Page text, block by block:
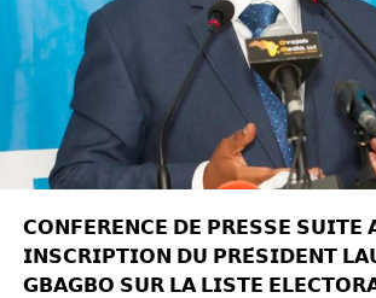
𝗖𝗢𝗡𝗙𝗘𝗥𝗘𝗡𝗖𝗘 𝗗𝗘 𝗣𝗥𝗘𝗦𝗦𝗘 𝗦𝗨𝗜𝗧𝗘
𝗜𝗡𝗦𝗖𝗥𝗜𝗣𝗧𝗜𝗢𝗡 𝗗𝗨 𝗣𝗥𝗘́𝗦𝗜𝗗𝗘𝗡𝗧
𝗚𝗕𝗔𝗚𝗕𝗢 𝗦𝗨𝗥 𝗟𝗔 𝗟𝗜𝗦𝗧𝗘